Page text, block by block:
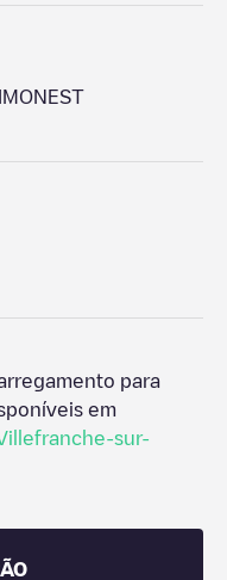
para
em
sur-